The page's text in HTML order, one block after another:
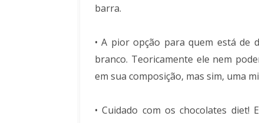
barra.
• A pior opção para quem está de
branco. Teoricamente ele nem
em sua composição, mas sim, uma
• Cuidado com os chocolates